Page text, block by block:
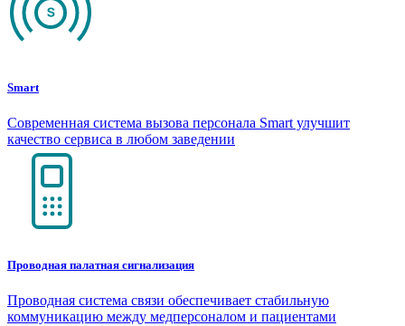
Smart
Современная система вызова персонала Smart улучшит
качество сервиса в любом заведении
Проводная палатная сигнализация
Проводная система связи обеспечивает стабильную
коммуникацию между медперсоналом и пациентами